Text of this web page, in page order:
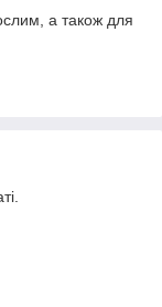
а також для